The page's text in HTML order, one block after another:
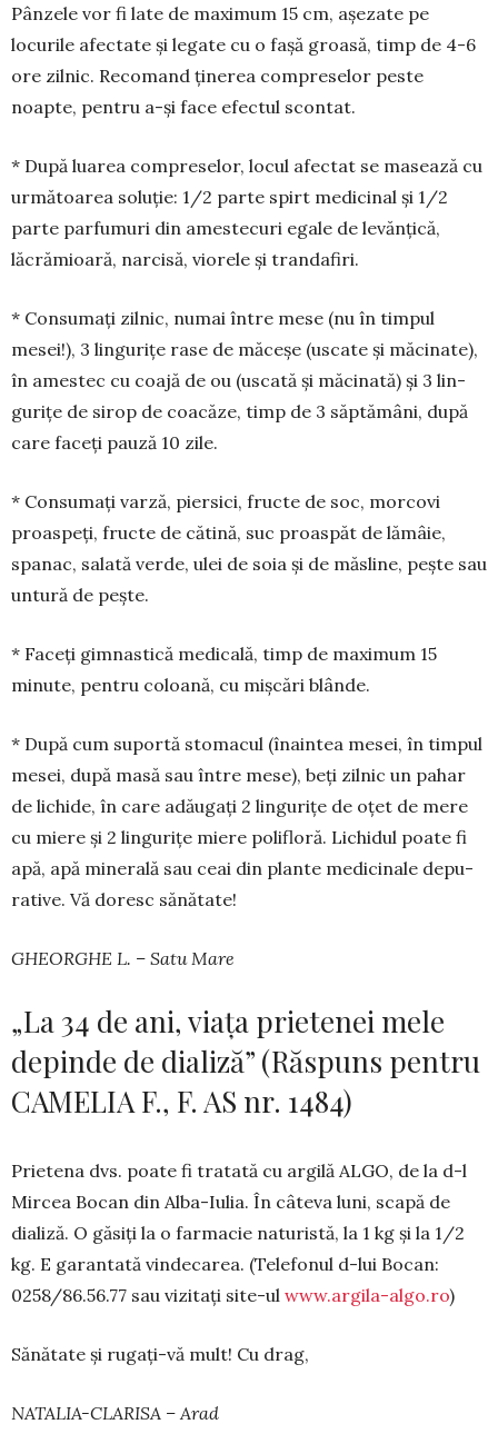
Pânzele vor fi late de maximum 15 cm, așezate pe
locurile afec­tate și legate cu o fașă groa­să, timp de 4-6
ore zilnic. Re­co­mand ținerea com­pre­selor peste
noapte, pen­tru a-și face efec­tul scontat.
* Du­pă luarea com­preselor, locul afectat se masează cu
următoarea soluție: 1/2 parte spirt medicinal și 1/2
parte par­fu­muri din amestecuri egale de levănțică,
lăcrămioară, narcisă, viorele și tran­da­firi.
* Consumați zilnic, numai între me­se (nu în timpul
mesei!), 3 lingurițe rase de măceșe (uscate și măcinate),
în ames­tec cu coajă de ou (uscată și mă­ci­nată) și 3 lin­
gurițe de sirop de coacăze, timp de 3 săp­tămâni, după
care faceți pau­ză 10 zile.
* Consumați varză, piersici, fructe de soc, morcovi
proaspeți, fructe de cătină, suc proaspăt de lămâie,
spanac, salată verde, ulei de soia și de măsline, peș­te sau
un­tură de pește.
* Faceți gimnastică medicală, timp de maximum 15
minute, pen­tru coloană, cu miș­cări blânde.
* După cum suportă sto­macul (înaintea me­sei, în tim­pul
mesei, după masă sau între mese), beți zil­nic un pahar
de lichide, în care adăugați 2 lin­gurițe de oțet de mere
cu mie­re și 2 lingurițe miere polifloră. Li­chidul poate fi
apă, apă mi­ne­rală sau ceai din plante me­di­ci­nale depu­
rative. Vă doresc să­nătate!
GHEORGHE L. – Satu Mare
„La 34 de ani, viața prietenei mele
depinde de dializă” (Răspuns pentru
CAMELIA F., F. AS nr. 1484)
Prietena dvs. poate fi tratată cu argilă ALGO, de la d-l
Mircea Bocan din Alba-Iulia. În câteva luni, scapă de
dializă. O găsiți la o farmacie na­tu­ristă, la 1 kg și la 1/2
kg. E garantată vindecarea. (Tele­fonul d-lui Bocan:
0258/86.56.77 sau vizitați site-ul www.argila-algo.ro)
Sănătate și rugați-vă mult! Cu drag,
NATALIA-CLARISA – Arad